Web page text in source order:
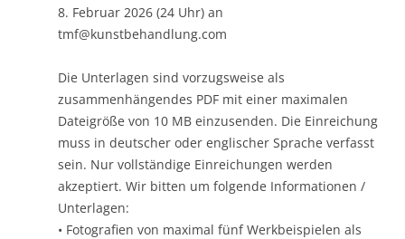
8. Februar 2026 (24 Uhr) an
tmf@kunstbehandlung.com
Die Unterlagen sind vorzugsweise als
zusammenhängendes PDF mit einer maximalen
Dateigröße von 10 MB einzusenden. Die Einreichung
muss in deutscher oder englischer Sprache verfasst
sein. Nur vollständige Einreichungen werden
akzeptiert. Wir bitten um folgende Informationen /
Unterlagen:
• Fotografien von maximal fünf Werkbeispielen als